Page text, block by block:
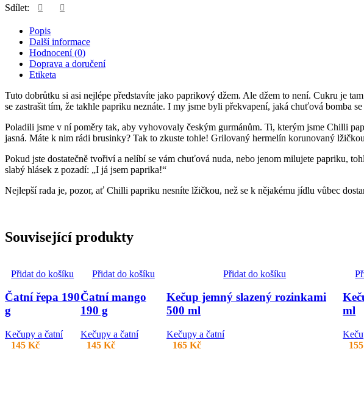
Sdílet:
Popis
Další informace
Hodnocení (0)
Doprava a doručení
Etiketa
Tuto dobrůtku si asi nejlépe představíte jako paprikový džem. Ale džem to není. Cukru je
se zastrašit tím, že takhle papriku neznáte. I my jsme byli překvapení, jaká chuťová bomba
Poladili jsme v ní poměry tak, aby vyhovovaly českým gurmánům. Ti, kterým jsme Chilli
jasná. Máte k nim rádi brusinky? Tak to zkuste tohle! Grilovaný hermelín korunovaný
Pokud jste dostatečně tvořiví a nelíbí se vám chuťová nuda, nebo jenom milujete papriku,
slabý hlásek z pozadí: „I já jsem paprika!“
Nejlepší rada je, pozor, ať Chilli papriku nesníte lžičkou, než se k nějakému jídlu vůbec
Související produkty
Přidat do košíku
Čatní řepa 190
g
Kečupy a čatní
145 Kč
Přidat do košíku
Čatní mango
190 g
Kečupy a čatní
145 Kč
Přidat do košíku
Kečup jemný slazený rozinkami
500 ml
Kečupy a čatní
165Kč
ml